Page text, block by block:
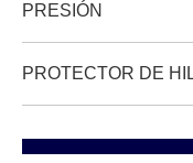
PRESIÓN
PROTECTOR DE